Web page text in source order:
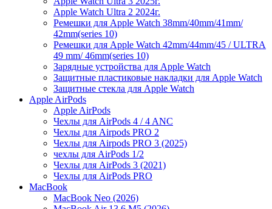
Apple Watch Ultra 2 2024г.
Ремешки для Apple Watch 38mm/40mm/41mm/
42mm(series 10)
Ремешки для Apple Watch 42mm/44mm/45 / ULTRA
49 mm/ 46mm(series 10)
Зарядные устройства для Apple Watch
Защитные пластиковые накладки для Apple Watch
Защитные стекла для Apple Watch
Apple AirPods
Apple AirPods
Чехлы для AirPods 4 / 4 ANC
Чехлы для Airpods PRO 2
Чехлы для Airpods PRO 3 (2025)
чехлы для AirPods 1/2
Чехлы для AirPods 3 (2021)
Чехлы для AirPods PRO
MacBook
MacBook Neo (2026)